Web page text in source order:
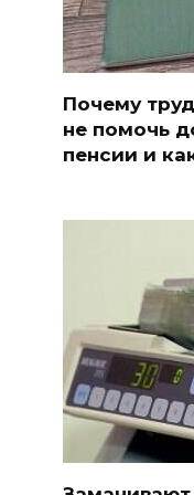
Почему
не помочь
пенсии и